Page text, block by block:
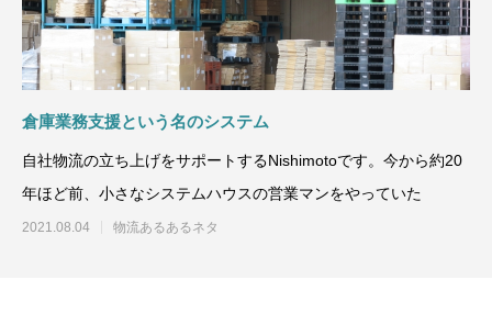
倉庫業務支援という名のシステム
自社物流の立ち上げをサポートするNishimotoです。今から約20
年ほど前、小さなシステムハウスの営業マンをやっていた
2021.08.04 物流あるあるネタ